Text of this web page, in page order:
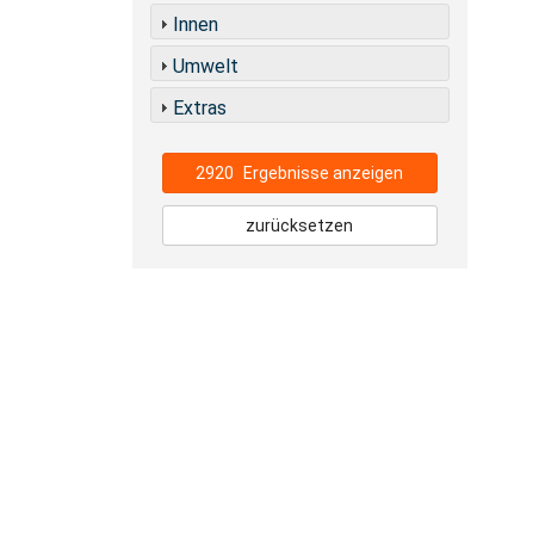
Innen
Umwelt
Extras
2920 Ergebnisse anzeigen
zurücksetzen